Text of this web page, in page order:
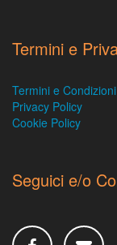
Termini e
Termini e Condizioni
Privacy Policy
Cookie Policy
Seguici e/o